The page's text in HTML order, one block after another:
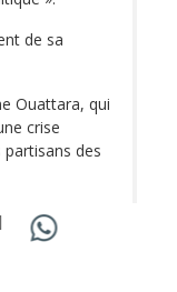
de sa
Ouattara, qui
crise
des